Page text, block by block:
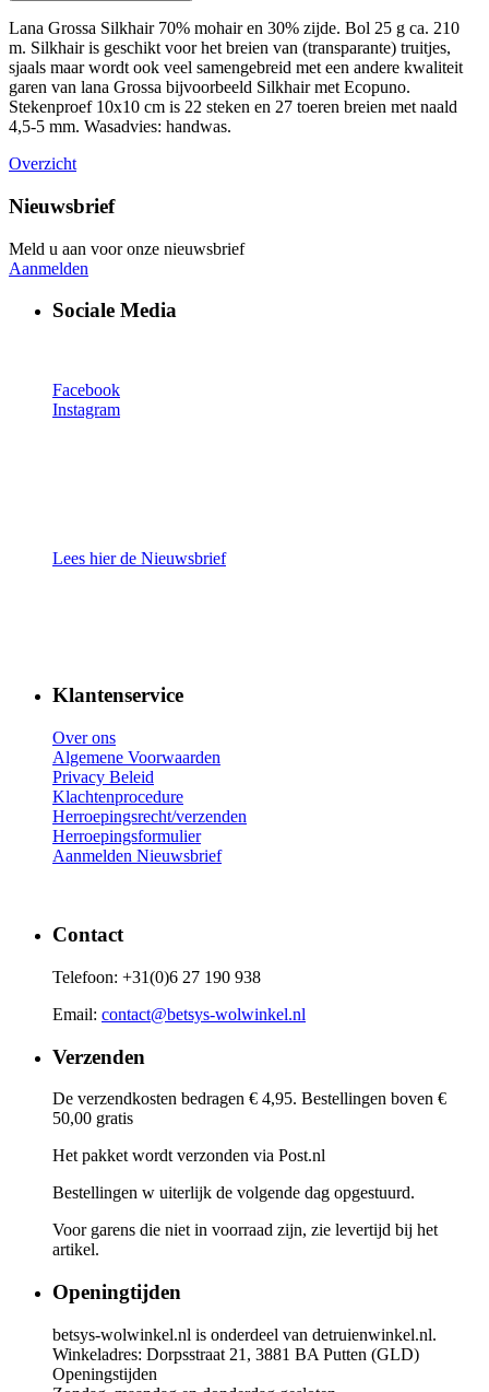
Lana Grossa Silkhair 70% mohair en 30% zijde. Bol 25 g ca. 210
m. Silkhair is geschikt voor het breien van (transparante) truitjes,
sjaals maar wordt ook veel samengebreid met een andere kwaliteit
garen van lana Grossa bijvoorbeeld Silkhair met Ecopuno.
Stekenproef 10x10 cm is 22 steken en 27 toeren breien met naald
4,5-5 mm. Wasadvies: handwas.
Overzicht
Nieuwsbrief
Meld u aan voor onze nieuwsbrief
Aanmelden
Sociale Media
Facebook
Instagram
Lees hier de Nieuwsbrief
Klantenservice
Over ons
Algemene Voorwaarden
Privacy Beleid
Klachtenprocedure
Herroepingsrecht/verzenden
Herroepingsformulier
Aanmelden Nieuwsbrief
Contact
Telefoon: +31(0)6 27 190 938
Email: contact@betsys-wolwinkel.nl
Verzenden
De verzendkosten bedragen € 4,95. Bestellingen boven €
50,00 gratis
Het pakket wordt verzonden via Post.nl
Bestellingen w uiterlijk de volgende dag opgestuurd.
Voor garens die niet in voorraad zijn, zie levertijd bij het
artikel.
Openingtijden
betsys-wolwinkel.nl is onderdeel van detruienwinkel.nl.
Winkeladres: Dorpsstraat 21, 3881 BA Putten (GLD)
Openingstijden